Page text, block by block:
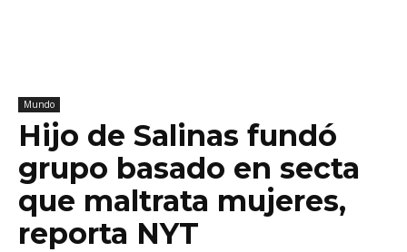
Mundo
Hijo de Salinas fundó
grupo basado en secta
que maltrata mujeres,
reporta NYT